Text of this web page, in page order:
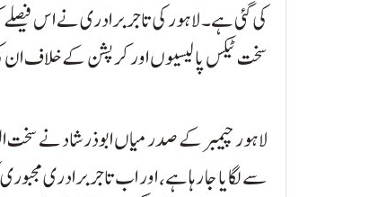
کی گئی ہے۔ لاہور کی تاجر برادری نے اس
سخت ٹیکس پالیسیوں اور کرپشن کے خلاف
لاہور چیمبر کے صدر میاں ابوذر شاد نے سخت
سے لگایا جا رہا ہے، اور اب تاجر برادری